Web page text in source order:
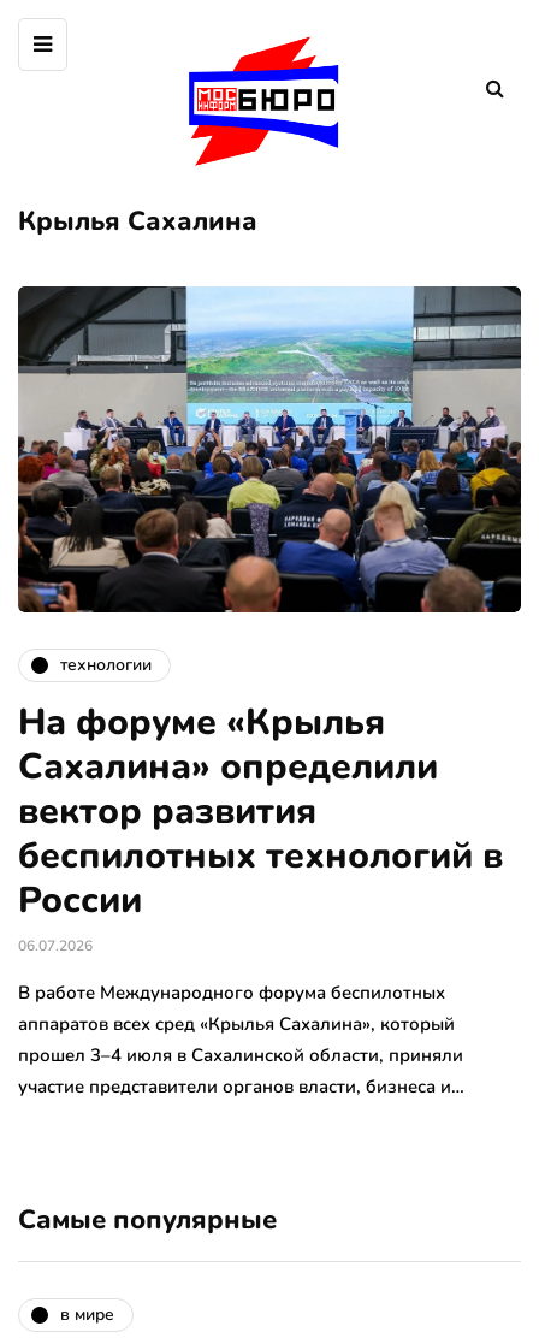
Крылья Сахалина
технологии
На форуме «Крылья
Сахалина» определили
вектор развития
беспилотных технологий в
России
06.07.2026
В работе Международного форума беспилотных
аппаратов всех сред «Крылья Сахалина», который
прошел 3–4 июля в Сахалинской области, приняли
участие представители органов власти, бизнеса и…
Самые популярные
в мире